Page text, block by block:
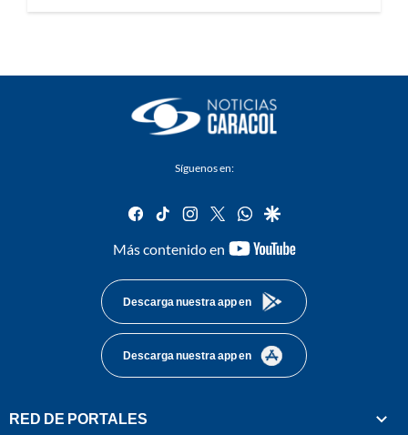
Síguenos en:
facebook
tiktok instagram
twitterwhatsapp
google
Más contenido en
youtube-
Descarga nuestra app en
Descarga nuestra app en
RED DE PORTALES